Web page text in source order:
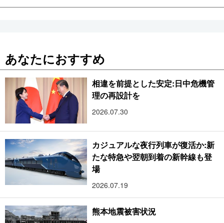
あなたにおすすめ
相違を前提とした安定:日中危機管
理の再設計を
2026.07.30
カジュアルな夜行列車が復活か:新
たな特急や翌朝到着の新幹線も登
場
2026.07.19
熊本地震被害状況